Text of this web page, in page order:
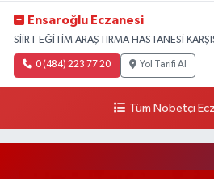
Ensaroğlu Eczanesi
SİİRT EĞİTİM ARAŞTIRMA HASTANESİ
0 (484) 223 77 20 Yol Tarifi Al
Tüm Nöbetçi